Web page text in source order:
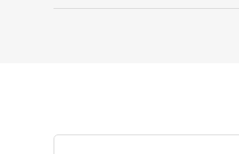
義文化、科学事業
其